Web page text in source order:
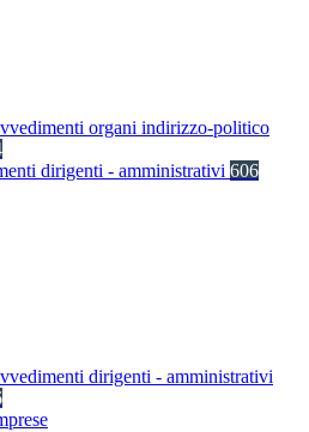
organi indirizzo-politico
dirigenti - amministrativi 606
dirigenti - amministrativi